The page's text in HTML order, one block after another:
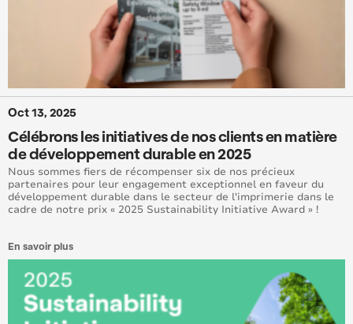
Oct 13, 2025
Célébrons les initiatives de nos clients en matière
de développement durable en 2025
Nous sommes fiers de récompenser six de nos précieux
partenaires pour leur engagement exceptionnel en faveur du
développement durable dans le secteur de l'imprimerie dans le
cadre de notre prix « 2025 Sustainability Initiative Award » !
En savoir plus